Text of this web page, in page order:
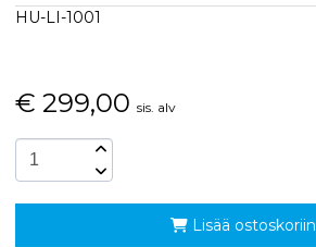
HU-LI-1001
€ 299,00 sis. alv
Lisää ostoskoriin